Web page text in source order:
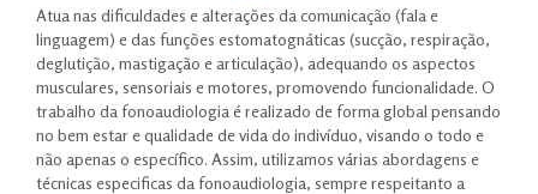
Atua nas dificuldades e alterações da comunicação (fala e
linguagem) e das funções estomatognáticas (sucção, respiração,
deglutição, mastigação e articulação), adequando os aspectos
musculares, sensoriais e motores, promovendo funcionalidade. O
trabalho da fonoaudiologia é realizado de forma global pensando
no bem estar e qualidade de vida do indivíduo, visando o todo e
não apenas o específico. Assim, utilizamos várias abordagens e
técnicas especificas da fonoaudiologia, sempre respeitanto a